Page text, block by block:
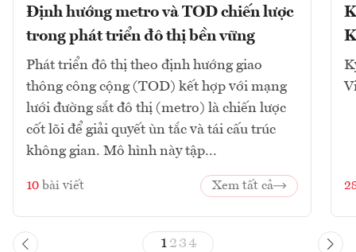
Định hướng metro và TOD chiến lược
trong phát triển đô thị bền vững
Phát triển đô thị theo định hướng giao
thông công cộng (TOD) kết hợp với mạng
lưới đường sắt đô thị (metro) là chiến lược
cốt lõi để giải quyết ùn tắc và tái cấu trúc
không gian. Mô hình này tập...
10 bài viết Xem tất cả
1 23 4